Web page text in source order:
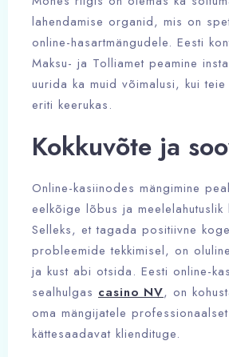
lahendamise organid, mis on
online-hasartmängudele. Eesti
Maksu- ja Tolliamet peamine
uurida ka muid võimalusi, kui
eriti keerukas.
Kokkuvõte ja
Online-kasiinodes mängimine
eelkõige lõbus ja meelelahutuslik
Selleks, et tagada positiivne
probleemide tekkimisel, on
ja kust abi otsida. Eesti online-
sealhulgas casino NV, on
oma mängijatele
kättesaadavat kliendituge.